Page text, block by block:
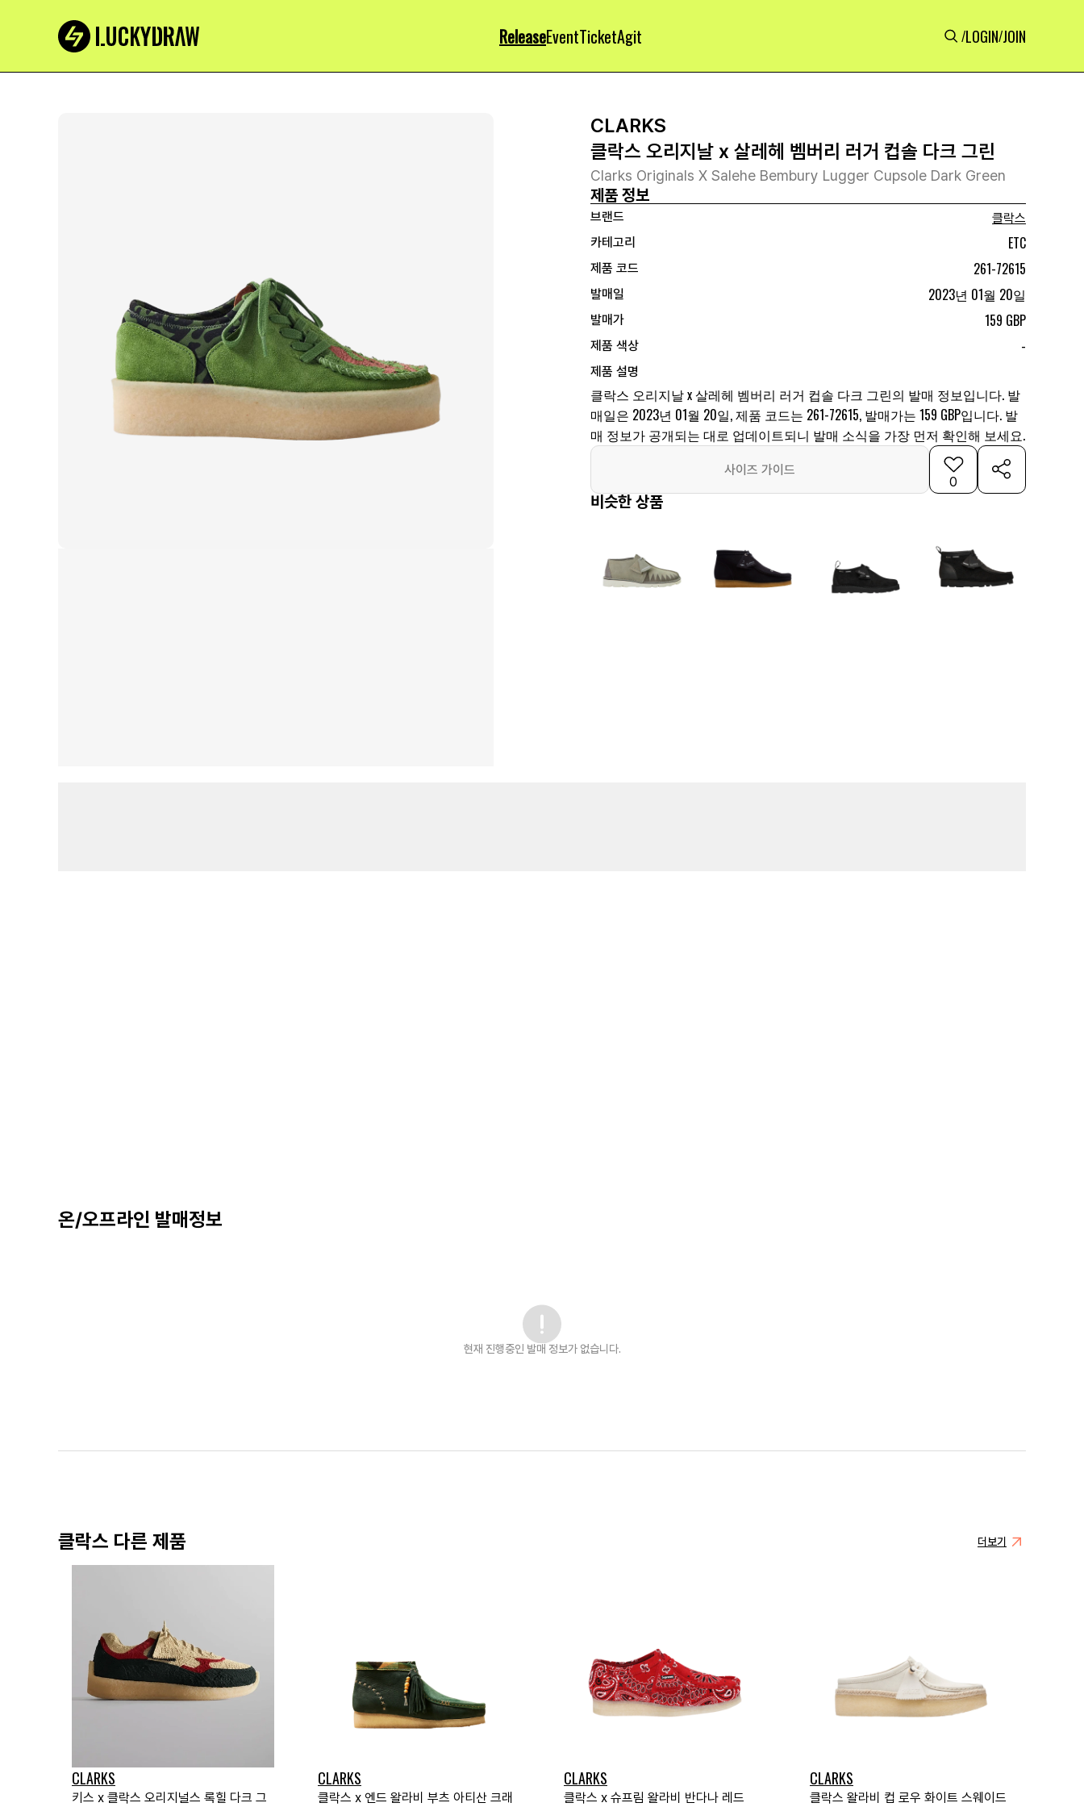
ReleaseEventTicketAgit /LOGIN/JOIN
CLARKS
클락스 오리지날 x 살레헤 벰버리 러거 컵솔 다크 그린
Clarks Originals X Salehe Bembury Lugger Cupsole Dark Green
제품 정보
브랜드
클락스
카테고리
ETC
제품 코드 261-72615
발매일 2023년 01월 20일
발매가 159 GBP
제품 색상 -
제품 설명
클락스 오리지날 x 살레헤 벰버리 러거 컵솔 다크 그린의 발매 정보입니다. 발
매일은 2023년 01월 20일, 제품 코드는 261-72615, 발매가는 159 GBP입니다. 발
매 정보가 공개되는 대로 업데이트되니 발매 소식을 가장 먼저 확인해 보세요.
사이즈 가이드
0
비슷한 상품
온/오프라인 발매정보
현재 진행중인 발매 정보가 없습니다.
클락스 다른 제품 더보기
CLARKS
키스 x 클락스 오리지널스 록힐 다크 그
CLARKS
클락스 x 엔드 왈라비 부츠 아티산 크래
CLARKS
클락스 x 슈프림 왈라비 반다나 레드
CLARKS
클락스 왈라비 컵 로우 화이트 스웨이드